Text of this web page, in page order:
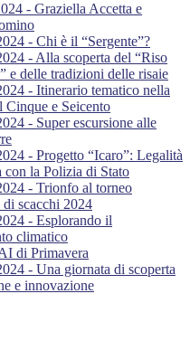
- Graziella Accetta e
- Chi è il “Sergente”?
- Alla scoperta del “Riso
e delle tradizioni delle risaie
- Itinerario tematico nella
Cinque e Seicento
- Super escursione alle
- Progetto “Icaro”: Legalità
con la Polizia di Stato
- Trionfo al torneo
scacchi 2024
- Esplorando il
climatico
di Primavera
- Una giornata di scoperta
e innovazione